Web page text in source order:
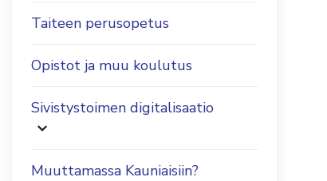
Taiteen perusopetus
Opistot ja muu koulutus
Sivistystoimen digitalisaatio
Muuttamassa Kauniaisiin?